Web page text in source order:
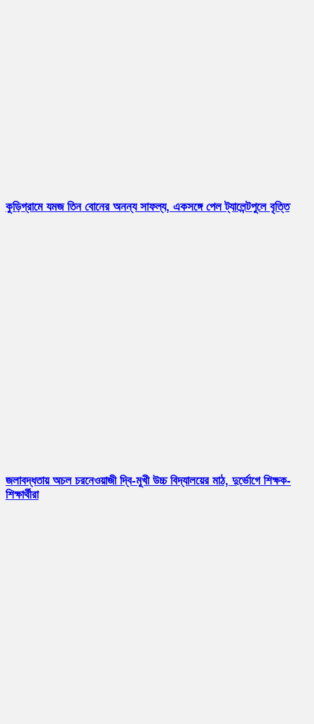
কুড়িগ্রামে যমজ তিন বোনের অনন্য সাফল্য, একসঙ্গে পেল ট্যালেন্টপুলে বৃত্তি
জলাবদ্ধতায় অচল চরনেওয়াজী দ্বি-মুখী উচ্চ বিদ্যালয়ের মাঠ, দুর্ভোগে শিক্ষক-
শিক্ষার্থীরা